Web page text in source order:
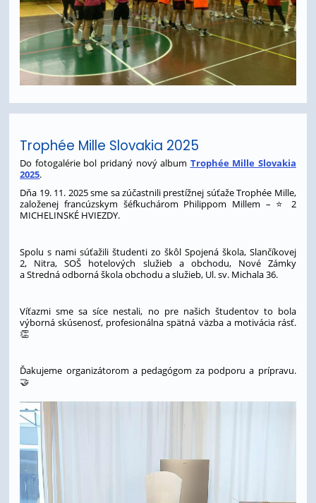
Trophée Mille Slovakia 2025
Do fotogalérie bol pridaný nový album Trophée Mille Slovakia
2025.
Dňa 19. 11. 2025 sme sa zúčastnili prestížnej súťaže Trophée Mille,
založenej francúzskym šéfkuchárom Philippom Millem – ⭐️ 2
MICHELINSKÉ HVIEZDY.
Spolu s nami súťažili študenti zo škôl Spojená škola, Slančíkovej
2, Nitra, SOŠ hotelových služieb a obchodu, Nové Zámky
a Stredná odborná škola obchodu a služieb, Ul. sv. Michala 36.
Víťazmi sme sa síce nestali, no pre našich študentov to bola
výborná skúsenosť, profesionálna spätná väzba a motivácia rásť.
👏
Ďakujeme organizátorom a pedagógom za podporu a prípravu.
🤝